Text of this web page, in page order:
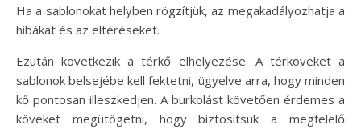
Ha a sablonokat helyben rögzítjük, az megakadályozhatja a
hibákat és az eltéréseket.
Ezután következik a térkő elhelyezése. A térköveket a
sablonok belsejébe kell fektetni, ügyelve arra, hogy minden
kő pontosan illeszkedjen. A burkolást követően érdemes a
köveket megütögetni, hogy biztosítsuk a megfelelő